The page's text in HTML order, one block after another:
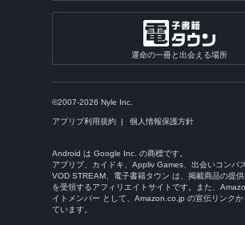
運命の一冊と出会える場所
©2007-2026 Nyle Inc.
アプリブ利用規約 個人情報保護方針
Android は Google Inc. の商標です。
アプリブ、カイドキ、Appliv Games、出会いコンパ
VOD STREAM、電子書籍タウン は、掲載商品の提
を受領するアフィリエイトサイトです。また、
イトメンバー として、Amazon.co.jp の宣伝リンクか
ています。